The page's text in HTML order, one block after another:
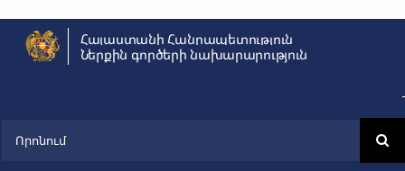
content
Հայաստանի Հանրապետություն
Ներքին գործերի նախարարություն